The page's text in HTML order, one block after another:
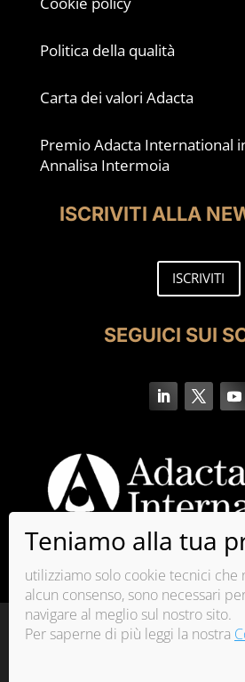
Politica della qualità
Carta dei valori Adacta
Premio Adacta International
Annalisa Intermoia
ISCRIVITI ALLA
ISCRIVITI
SEGUICI SUI
La qualità del sistema di
International è certificata ISO
utilizziamo solo cookie tecnici
alcun consenso, sono necessari
navigare al meglio sul nostro sito.
Per saperne di più leggi la nostra